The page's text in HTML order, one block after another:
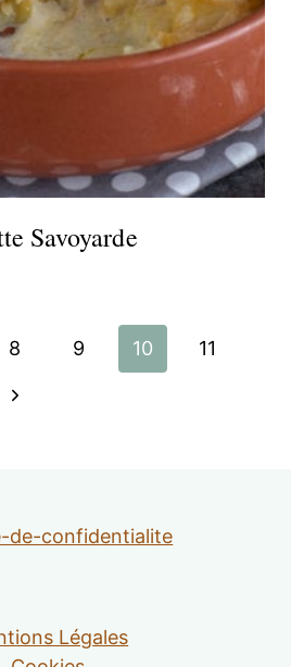
Savoyarde
8 9 10 11
Page
de-confidentialite
Légales